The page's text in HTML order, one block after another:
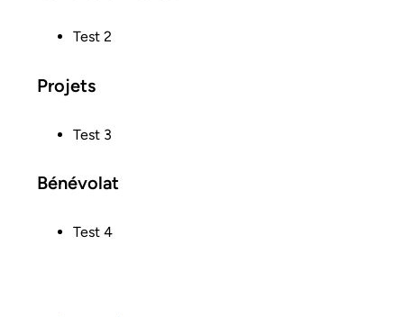
Test 2
Projets
Test 3
Bénévolat
Test 4